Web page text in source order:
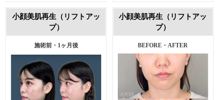
小顔美肌再生（リフトアッ
プ）
施術前・1ヶ月後
小顔美肌再生（リフトアッ
プ）
BEFORE・AFTER